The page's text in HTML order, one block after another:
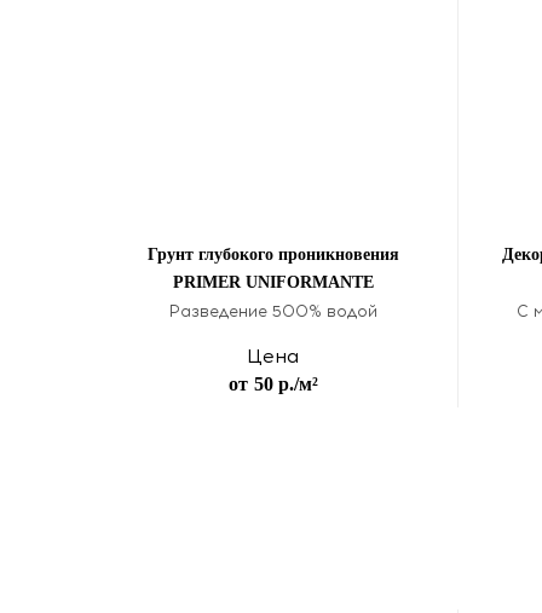
Грунт глубокого проникновения
PRIMER UNIFORMANTE
Разведение 500% водой
Цена
от 50 р./м²
С